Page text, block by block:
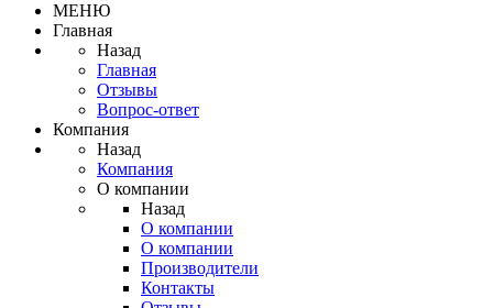
МЕНЮ
Главная
Назад
Главная
Отзывы
Вопрос-ответ
Компания
Назад
Компания
О компании
Назад
О компании
О компании
Производители
Контакты